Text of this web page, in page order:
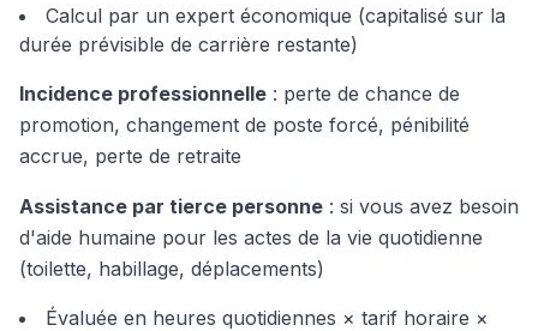
Calcul par un expert économique (capitalisé sur la
durée prévisible de carrière restante)
Incidence professionnelle : perte de chance de
promotion, changement de poste forcé, pénibilité
accrue, perte de retraite
Assistance par tierce personne : si vous avez besoin
d'aide humaine pour les actes de la vie quotidienne
(toilette, habillage, déplacements)
Évaluée en heures quotidiennes × tarif horaire ×